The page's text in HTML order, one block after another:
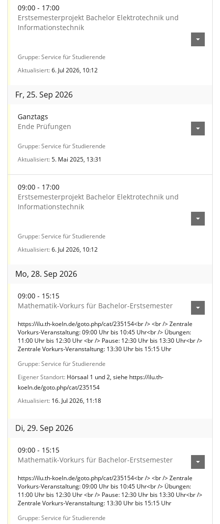
09:00 - 17:00
Erstsemesterprojekt Bachelor Elektrotechnik und
Informationstechnik
Gruppe Service für Studierende
Aktualisiert 6. Jul 2026, 10:12
Fr, 25. Sep 2026
Ganztags
Ende Prüfungen
Gruppe Service für Studierende
Aktualisiert 5. Mai 2025, 13:31
09:00 - 17:00
Erstsemesterprojekt Bachelor Elektrotechnik und
Informationstechnik
Gruppe Service für Studierende
Aktualisiert 6. Jul 2026, 10:12
Mo, 28. Sep 2026
09:00 - 15:15
Mathematik-Vorkurs für Bachelor-Erstsemester
https://ilu.th-koeln.de/goto.php/cat/235154<br /> <br /> Zentrale
Vorkurs-Veranstaltung: 09:00 Uhr bis 10:45 Uhr<br /> Übungen:
11:00 Uhr bis 12:30 Uhr <br /> Pause: 12:30 Uhr bis 13:30 Uhr<br />
Zentrale Vorkurs-Veranstaltung: 13:30 Uhr bis 15:15 Uhr
Gruppe Service für Studierende
Eigener Standort Hörsaal 1 und 2, siehe https://ilu.th-
koeln.de/goto.php/cat/235154
Aktualisiert 16. Jul 2026, 11:18
Di, 29. Sep 2026
09:00 - 15:15
Mathematik-Vorkurs für Bachelor-Erstsemester
https://ilu.th-koeln.de/goto.php/cat/235154<br /> <br /> Zentrale
Vorkurs-Veranstaltung: 09:00 Uhr bis 10:45 Uhr<br /> Übungen:
11:00 Uhr bis 12:30 Uhr <br /> Pause: 12:30 Uhr bis 13:30 Uhr<br />
Zentrale Vorkurs-Veranstaltung: 13:30 Uhr bis 15:15 Uhr
Gruppe Service für Studierende